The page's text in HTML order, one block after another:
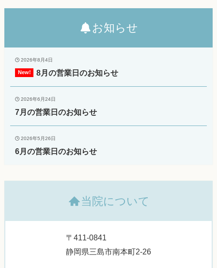
お知らせ
2026年8月4日
8月の営業日のお知らせ
2026年6月24日
7月の営業日のお知らせ
2026年5月26日
6月の営業日のお知らせ
当院について
〒411-0841
静岡県三島市南本町2-26